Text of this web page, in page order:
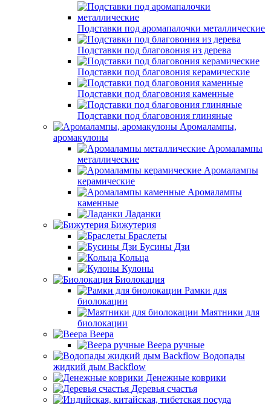
Подставки под аромапалочки металлические
Подставки под благовония из дерева
Подставки под благовония керамические
Подставки под благовония каменные
Подставки под благовония глиняные
Аромалампы,
аромакулоны
Аромалампы
металлические
Аромалампы
керамические
Аромалампы
каменные
Ладанки
Бижутерия
Браслеты
Бусины Дзи
Кольца
Кулоны
Биолокация
Рамки для
биолокации
Маятники для
биолокации
Веера
Веера ручные
Водопады
жидкий дым Backflow
Денежные коврики
Деревья счастья